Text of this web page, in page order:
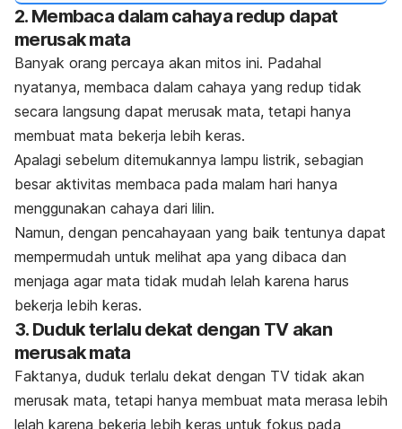
2. Membaca dalam cahaya redup dapat
merusak mata
Banyak orang percaya akan mitos ini. Padahal
nyatanya, membaca dalam cahaya yang redup tidak
secara langsung dapat merusak mata, tetapi hanya
membuat mata bekerja lebih keras.
Apalagi sebelum ditemukannya lampu listrik, sebagian
besar aktivitas membaca pada malam hari hanya
menggunakan cahaya dari lilin.
Namun, dengan pencahayaan yang baik tentunya dapat
mempermudah untuk melihat apa yang dibaca dan
menjaga agar mata tidak mudah lelah karena harus
bekerja lebih keras.
3. Duduk terlalu dekat dengan TV akan
merusak mata
Faktanya, duduk terlalu dekat dengan TV tidak akan
merusak mata, tetapi hanya membuat mata merasa lebih
lelah karena bekerja lebih keras untuk fokus pada